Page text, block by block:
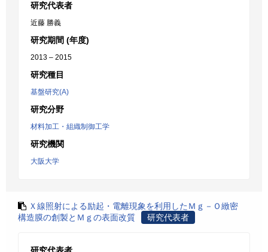
研究代表者
近藤 勝義
研究期間 (年度)
2013 – 2015
研究種目
基盤研究(A)
研究分野
材料加工・組織制御工学
研究機関
大阪大学
Ｘ線照射による励起・電離現象を利用したＭｇ－Ｏ緻密
構造膜の創製とＭｇの表面改質
研究代表者